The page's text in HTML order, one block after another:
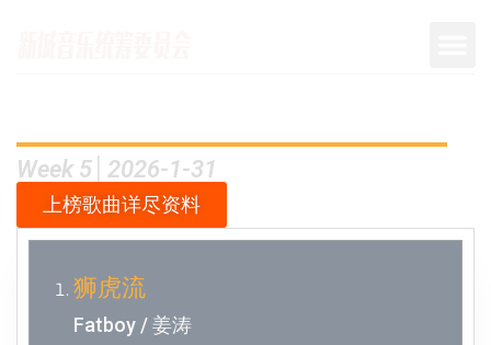
Week 5│2026-1-31
上榜歌曲详尽资料
狮虎流
Fatboy / 姜涛